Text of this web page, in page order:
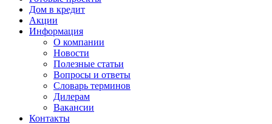
Дом в кредит
Акции
Информация
О компании
Новости
Полезные статьи
Вопросы и ответы
Словарь терминов
Дилерам
Вакансии
Контакты